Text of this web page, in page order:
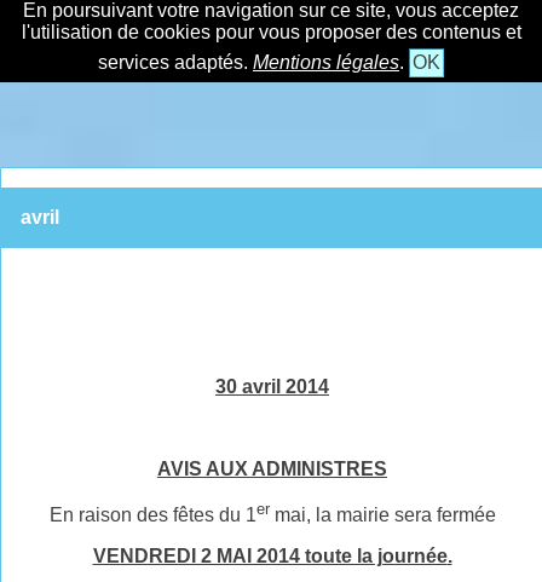
En poursuivant votre navigation sur ce site, vous acceptez
l'utilisation de cookies pour vous proposer des contenus et
services adaptés. Mentions légales. OK
avril
30 avril 2014
AVIS AUX ADMINISTRES
En raison des fêtes du 1er mai, la mairie sera fermée
VENDREDI 2 MAI 2014 toute la journée.